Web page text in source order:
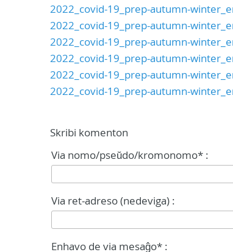
2022_covid-19_prep-autumn-
2022_covid-19_prep-autumn-
2022_covid-19_prep-autumn-
2022_covid-19_prep-autumn-
2022_covid-19_prep-autumn-
2022_covid-19_prep-autumn-
Skribi komenton
Via nomo/pseŭdo/kromonomo* :
Via ret-adreso (nedeviga) :
Enhavo de via mesaĝo* :